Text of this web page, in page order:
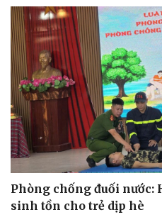
Phòng chống đuối nước:
sinh tồn cho trẻ dịp hè